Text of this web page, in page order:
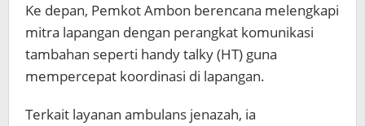
Ke depan, Pemkot Ambon berencana melengkapi
mitra lapangan dengan perangkat komunikasi
tambahan seperti handy talky (HT) guna
mempercepat koordinasi di lapangan.
Terkait layanan ambulans jenazah, ia